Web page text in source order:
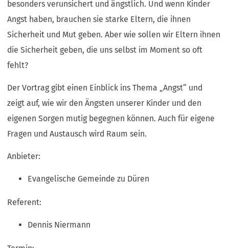
besonders verunsichert und ängstlich. Und wenn Kinder
Angst haben, brauchen sie starke Eltern, die ihnen
Sicherheit und Mut geben. Aber wie sollen wir Eltern ihnen
die Sicherheit geben, die uns selbst im Moment so oft
fehlt?
Der Vortrag gibt einen Einblick ins Thema „Angst“ und
zeigt auf, wie wir den Ängsten unserer Kinder und den
eigenen Sorgen mutig begegnen können. Auch für eigene
Fragen und Austausch wird Raum sein.
Anbieter:
Evangelische Gemeinde zu Düren
Referent:
Dennis Niermann